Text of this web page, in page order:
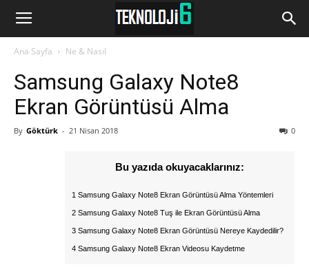
www.Teknoloji6.com
Ana Sayfa Ne & Nasıl
Samsung Galaxy Note8
Ekran Görüntüsü Alma
By Göktürk - 21 Nisan 2018 0
Bu yazıda okuyacaklarınız:
1 Samsung Galaxy Note8 Ekran Görüntüsü Alma Yöntemleri
2 Samsung Galaxy Note8 Tuş ile Ekran Görüntüsü Alma
3 Samsung Galaxy Note8 Ekran Görüntüsü Nereye Kaydedilir?
4 Samsung Galaxy Note8 Ekran Videosu Kaydetme